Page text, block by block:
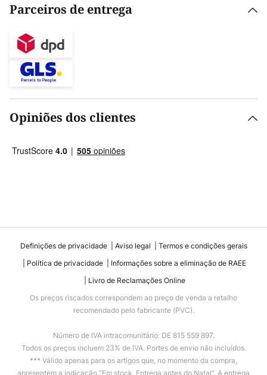
Parceiros de entrega
Opiniões dos clientes
Definições de privacidade Aviso legal
Termos e condições gerais
Política de privacidade
Informações sobre a eliminação de RAEE
Livro de Reclamações Online
Os preços riscados correspondem ao preço de venda a retalho
recomendado pelo fabricante (PVC).
Número de IVA intracomunitário: DE 815 559 897.
Todos os preços incluem 23% de IVA. Portes de envio não incluídos.
*** Válido apenas para os artigos que, no momento da compra,
apresentem a indicação “Em stock. Entrega antes do Natal”. A entrega